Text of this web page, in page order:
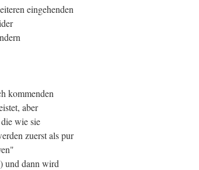
eingehenden
kommenden
aber
wie sie
zuerst als pur
und dann wird